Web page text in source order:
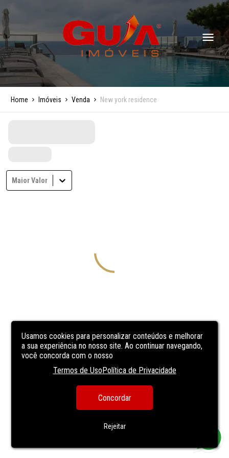
Usamos cookies para personalizar conteúdos e melhorar
a sua experiência no nosso site. Ao continuar navegando,
você concorda com o nosso
Termos de UsoPolítica de Privacidade
Concordar
Rejeitar
Home Imóveis Venda New york residence
Maior Valor